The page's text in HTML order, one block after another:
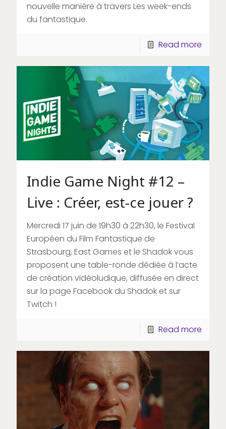
nouvelle manière à travers Les week-ends
du fantastique.
Read more
Indie Game Night #12 –
Live : Créer, est-ce jouer ?
Mercredi 17 juin de 19h30 à 22h30, le Festival
Européen du Film Fantastique de
Strasbourg, East Games et le Shadok vous
proposent une table-ronde dédiée à l’acte
de création vidéoludique, diffusée en direct
sur la page Facebook du Shadok et sur
Twitch !
Read more